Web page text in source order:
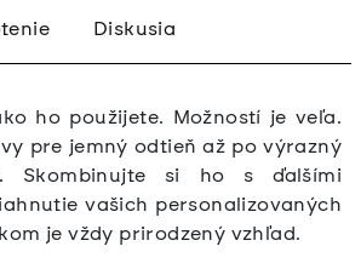
Diskusia
ho použijete. Možností je veľa.
pre jemný odtieň až po výrazný
Skombinujte si ho s ďalšími
vašich personalizovaných
je vždy prirodzený vzhľad.